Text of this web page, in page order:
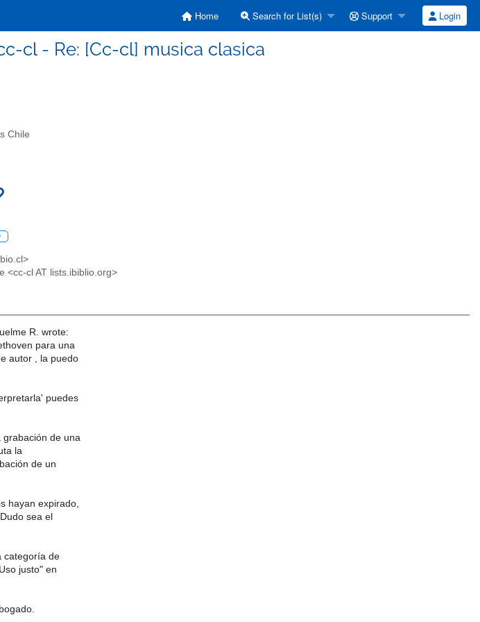
Home Search for List(s) Support Login
cl - Re: [Cc-cl] musica clasica
Chile
<cc-cl AT lists.ibiblio.org>
R. wrote:
para una
autor , la puedo
puedes
grabación de una
la
de un
hayan expirado,
sea el
categoría de
justo" en